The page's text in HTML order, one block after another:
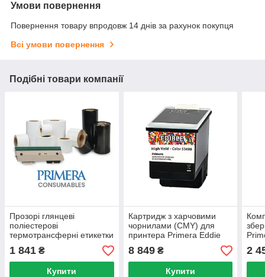
Умови повернення
Повернення товару впродовж 14 днів за рахунок покупця
Всі умови повернення
Подібні товари компанії
Прозорі глянцеві
поліестерові
термотрансферні етикетки
DTM, 4.25" x 6" (425 шт./
рул.)
1 841 ₴
Купити
Картридж з харчовими
чорнилами (CMY) для
принтера Primera Eddie
8 849₴
Купити
2